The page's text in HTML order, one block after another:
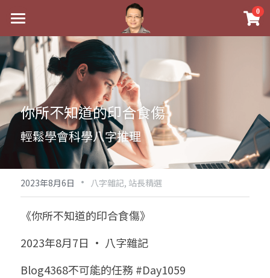
0
最新消息
關於我
實體經營
祖傳命理
手工印鑑
課程介紹
五行八字學
後天派陽宅
Blog
黃金會員專區
八字雜記
心靈成長
人氣最高
試閱專區
Podcast聽書
團隊訓練營
八字視頻
線上學苑
八字初階班1
八字初階班2
命理商城
八字完整班
我的著作
你所不知道的印合食傷
輕鬆學會科學八字推理
2023年8月6日 · 八字雜記, 站長精選
《你所不知道的印合食傷》
2023年8月7日 · 八字雜記
Blog4368不可能的任務 #Day1059
×
商品分類
八字線上完整班
科學八字推理PDF
《十神高階實戰錄》完整典藏版
1美元超值PDF